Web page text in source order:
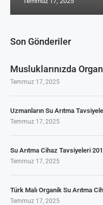
Son Gönderiler
Musluklarınızda
Temmuz 17, 2025
Uzmanların Su Arıtma
Temmuz 17, 2025
Su Arıtma Cihaz Tavsiyeleri
Temmuz 17, 2025
Türk Malı Organik Su Arıtma
Temmuz 17, 2025